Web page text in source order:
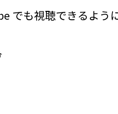
でも視聴できるよう